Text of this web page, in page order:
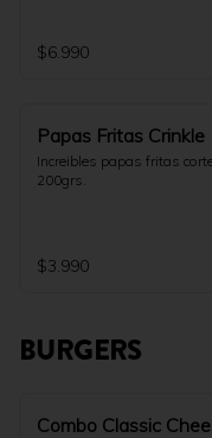
$6.990
Papas Fritas Crinkle
Increibles papas fritas
200grs.
$3.990
BURGERS
Combo Classic